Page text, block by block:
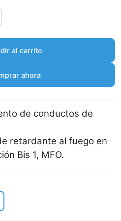
al carrito
ahora
de conductos de
retardante al fuego en
Bis 1, MFO.